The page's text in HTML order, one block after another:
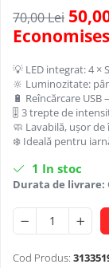
Unelte gradinarit
70,00 Lei
💡 LED integrat: 4 ×
🔆 Luminozitate:
🔋 Reîncărcare USB
🎚️ 3 trepte de
🧼 Lavabilă, ușor
❄️ Ideală pentru
1 In stoc
Durata de livrare:
Cod Produs: